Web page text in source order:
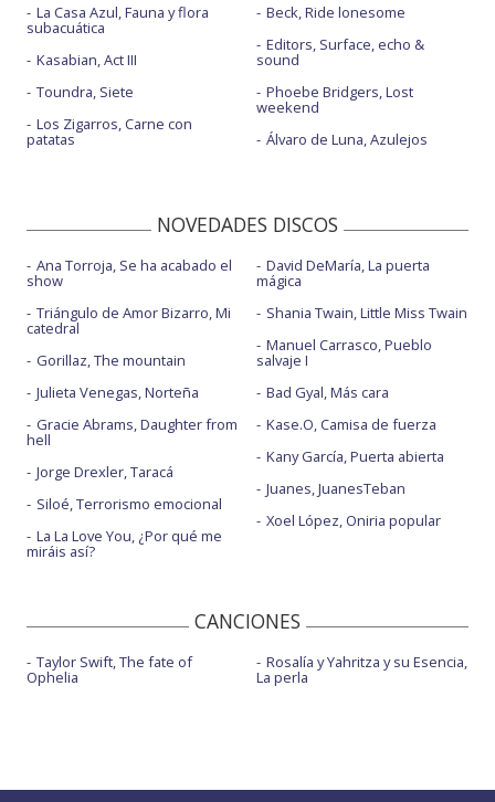
La Casa Azul, Fauna y flora
subacuática
Kasabian, Act III
Toundra, Siete
Los Zigarros, Carne con
patatas
Beck, Ride lonesome
Editors, Surface, echo &
sound
Phoebe Bridgers, Lost
weekend
Álvaro de Luna, Azulejos
NOVEDADES DISCOS
Ana Torroja, Se ha acabado el
show
Triángulo de Amor Bizarro, Mi
catedral
Gorillaz, The mountain
Julieta Venegas, Norteña
Gracie Abrams, Daughter from
hell
Jorge Drexler, Taracá
Siloé, Terrorismo emocional
La La Love You, ¿Por qué me
miráis así?
David DeMaría, La puerta
mágica
Shania Twain, Little Miss Twain
Manuel Carrasco, Pueblo
salvaje I
Bad Gyal, Más cara
Kase.O, Camisa de fuerza
Kany García, Puerta abierta
Juanes, JuanesTeban
Xoel López, Oniria popular
CANCIONES
Taylor Swift, The fate of
Ophelia
Rosalía y Yahritza y su Esencia,
La perla